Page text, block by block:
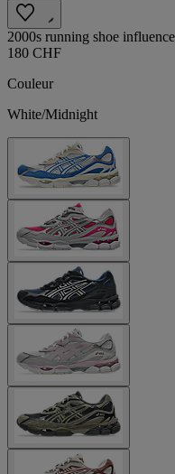
2000s running shoe
180 CHF
Couleur
White/Midnight